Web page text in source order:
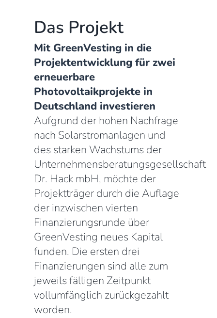
Das Projekt
Mit GreenVesting in die
Projektentwicklung für zwei
erneuerbare
Photovoltaikprojekte in
Deutschland investieren
Aufgrund der hohen Nachfrage
nach Solarstromanlagen und
des starken Wachstums der
Unternehmensberatungsgesellschaft
Dr. Hack mbH, möchte der
Projektträger durch die Auflage
der inzwischen vierten
Finanzierungsrunde über
GreenVesting neues Kapital
funden. Die ersten drei
Finanzierungen sind alle zum
jeweils fälligen Zeitpunkt
vollumfänglich zurückgezahlt
worden.